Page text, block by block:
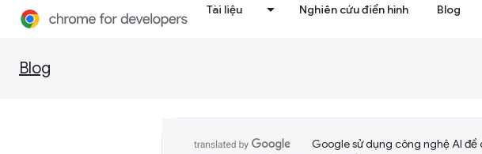
Tài liệu Nghiên cứu điển hình Blog
Blog
Google sử dụng công nghệ AI